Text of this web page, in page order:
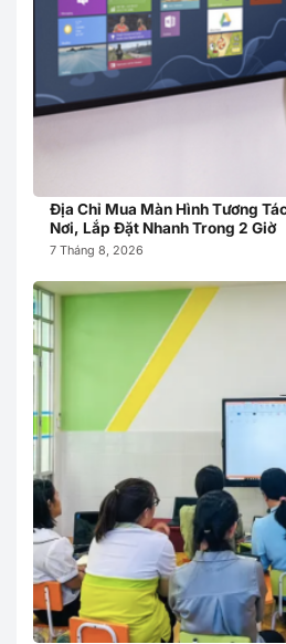
Địa Chỉ Mua Màn Hình Tương
Nơi, Lắp Đặt Nhanh Trong 2 Giờ
7 Tháng 8, 2026